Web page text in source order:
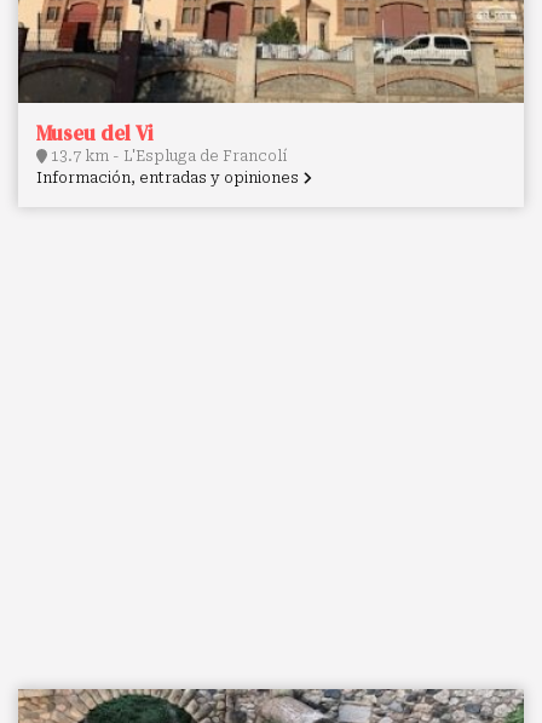
Museu del Vi
13.7 km - L'Espluga de Francolí
Información, entradas y opiniones